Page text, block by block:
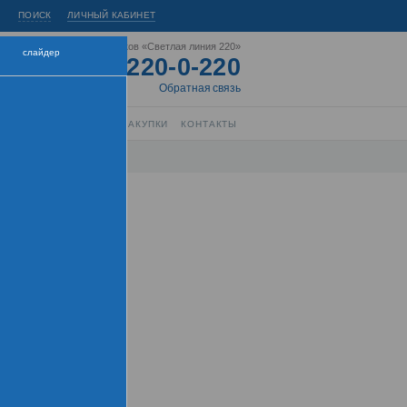
ЛИЧНЫЙ КАБИНЕТ
ПОИСК
Горячая линия энергетиков «Светлая линия 220»
8-800-220-0-220
Обратная связь
ЗАКУПКИ КОНТАКТЫ
слайдер